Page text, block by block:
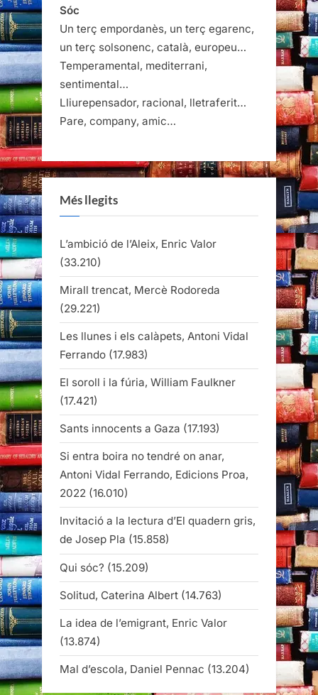
Sóc
Un terç empordanès, un terç egarenc,
un terç solsonenc, català, europeu…
Temperamental, mediterrani,
sentimental…
Lliurepensador, racional, lletraferit…
Pare, company, amic…
Més llegits
L’ambició de l’Aleix, Enric Valor
(33.210)
Mirall trencat, Mercè Rodoreda
(29.221)
Les llunes i els calàpets, Antoni Vidal
Ferrando (17.983)
El soroll i la fúria, William Faulkner
(17.421)
Sants innocents a Gaza (17.193)
Si entra boira no tendré on anar,
Antoni Vidal Ferrando, Edicions Proa,
2022 (16.010)
Invitació a la lectura d’El quadern gris,
de Josep Pla (15.858)
Qui sóc? (15.209)
Solitud, Caterina Albert (14.763)
La idea de l’emigrant, Enric Valor
(13.874)
Mal d’escola, Daniel Pennac (13.204)